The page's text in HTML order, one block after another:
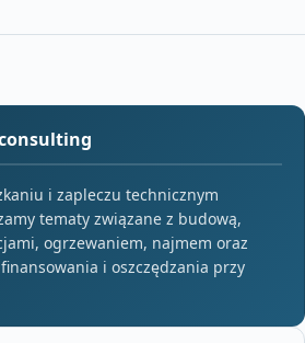
i zapleczu technicznym
tematy związane z budową,
ogrzewaniem, najmem oraz
i oszczędzania przy